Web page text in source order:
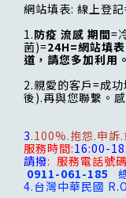
網站填表: 線上登
1.防疫 流感 期間=
菌)=24H=網站填
道，請您多加利用。
2.親愛的客戶=成
後).再與您聯繫。
3.100%.抱怨.申訴
服務時間:16:00-
請撥: 服務電話號
0911-061-185
4.台灣中華民國